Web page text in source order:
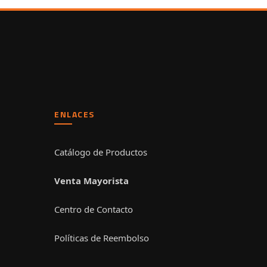
ENLACES
Catálogo de Productos
Venta Mayorista
Centro de Contacto
Políticas de Reembolso